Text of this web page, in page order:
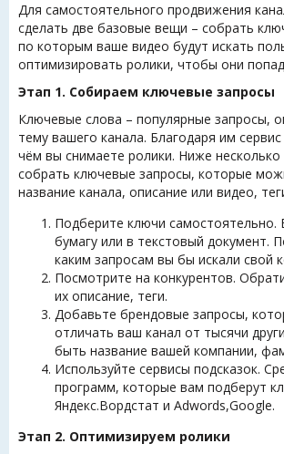
Для самостоятельного продвижения
сделать две базовые вещи – собрать
по которым ваше видео будут искать
оптимизировать ролики, чтобы они
Этап 1. Собираем ключевые запросы
Ключевые слова – популярные запросы,
тему вашего канала. Благодаря им
чём вы снимаете ролики. Ниже несколько
собрать ключевые запросы, которые
название канала, описание или видео,
Подберите ключи самостоятельно.
бумагу или в текстовый документ.
каким запросам вы бы искали свой
Посмотрите на конкурентов.
их описание, теги.
Добавьте брендовые запросы,
отличать ваш канал от тысячи
быть название вашей компании,
Используйте сервисы подсказок.
программ, которые вам подберут
Яндекс.Вордстат и Adwords,Google.
Этап 2. Оптимизируем ролики